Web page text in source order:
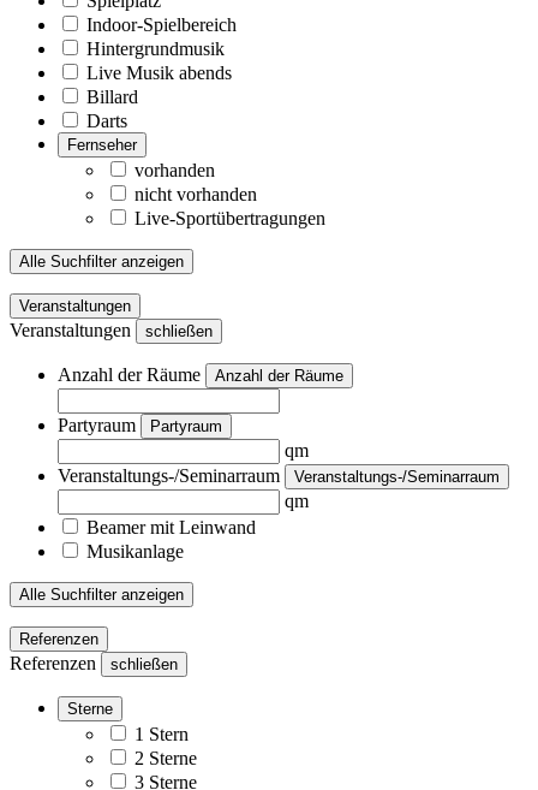
Indoor-Spielbereich
Hintergrundmusik
Live Musik abends
Billard
Darts
Fernseher
vorhanden
nicht vorhanden
Live-Sportübertragungen
Alle Suchfilter anzeigen
Veranstaltungen
Veranstaltungen schließen
Anzahl der Räume Anzahl der Räume
Partyraum Partyraum
qm
Veranstaltungs-/Seminarraum
Veranstaltungs-/Seminarraum
qm
Beamer mit Leinwand
Musikanlage
Alle Suchfilter anzeigen
Referenzen
Referenzen schließen
Sterne
1 Stern
2 Sterne
3 Sterne